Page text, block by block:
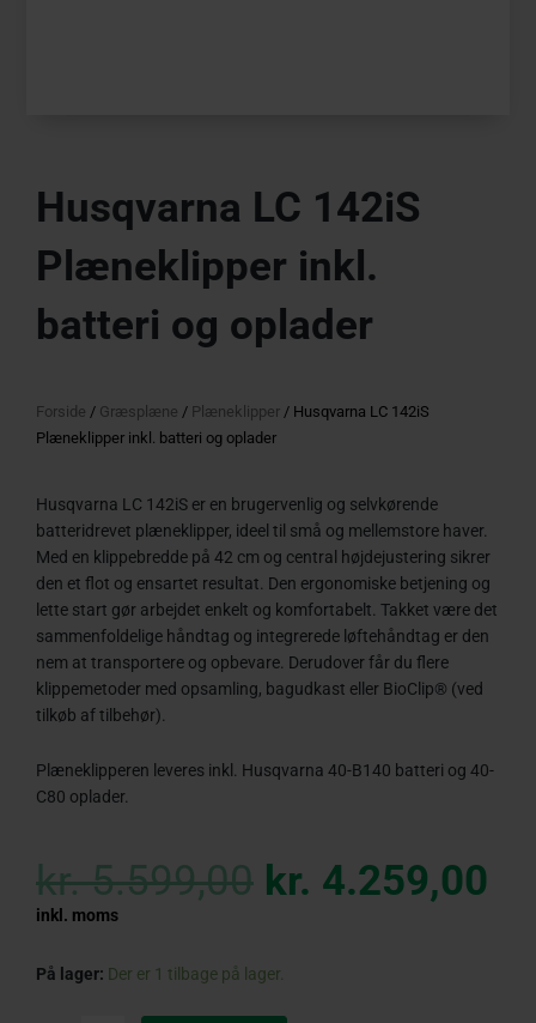
Husqvarna LC 142iS
Plæneklipper inkl.
batteri og oplader
Forside / Græsplæne / Plæneklipper / Husqvarna LC 142iS
Plæneklipper inkl. batteri og oplader
Husqvarna LC 142iS er en brugervenlig og selvkørende
batteridrevet plæneklipper, ideel til små og mellemstore haver.
Med en klippebredde på 42 cm og central højdejustering sikrer
den et flot og ensartet resultat. Den ergonomiske betjening og
lette start gør arbejdet enkelt og komfortabelt. Takket være det
sammenfoldelige håndtag og integrerede løftehåndtag er den
nem at transportere og opbevare. Derudover får du flere
klippemetoder med opsamling, bagudkast eller BioClip® (ved
tilkøb af tilbehør).
Plæneklipperen leveres inkl. Husqvarna 40-B140 batteri og 40-
C80 oplader.
kr.5.599,00 price
was:
kr. 4.259,00
inkl. moms
På lager: Der er 1 tilbage på lager.
Husqvarna